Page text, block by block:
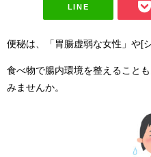
LINE
便秘は、「胃腸虚弱な女性」や[
食べ物で腸内環境を整えること
みませんか。